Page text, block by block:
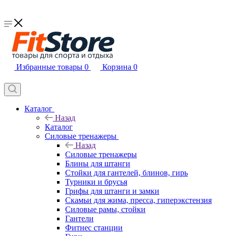
Избранные товары 0 Корзина 0
Каталог
Назад
Каталог
Силовые тренажеры
Назад
Силовые тренажеры
Блины для штанги
Стойки для гантелей, блинов, гирь
Турники и брусья
Грифы для штанги и замки
Скамьи для жима, пресса, гиперэкстензия
Силовые рамы, стойки
Гантели
Фитнес станции